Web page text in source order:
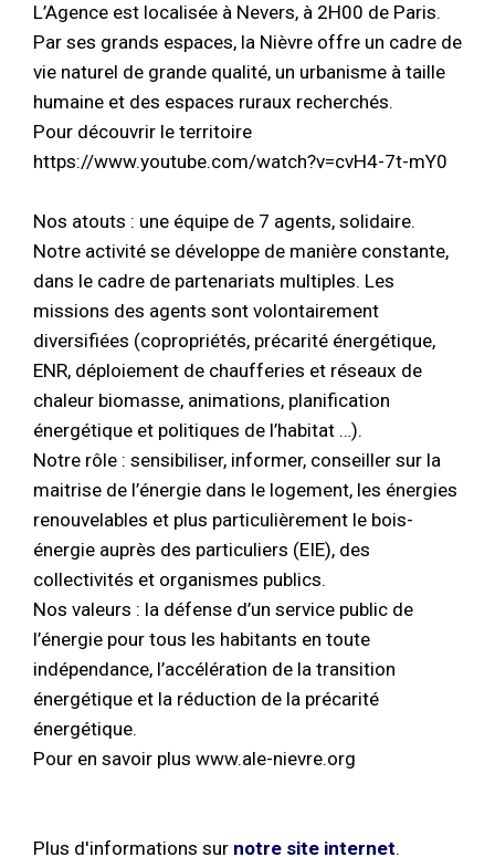
L’Agence est localisée à Nevers, à 2H00 de Paris.
Par ses grands espaces, la Nièvre offre un cadre de
vie naturel de grande qualité, un urbanisme à taille
humaine et des espaces ruraux recherchés.
Pour découvrir le territoire
https://www.youtube.com/watch?v=cvH4-7t-mY0
Nos atouts : une équipe de 7 agents, solidaire.
Notre activité se développe de manière constante,
dans le cadre de partenariats multiples. Les
missions des agents sont volontairement
diversifiées (copropriétés, précarité énergétique,
ENR, déploiement de chaufferies et réseaux de
chaleur biomasse, animations, planification
énergétique et politiques de l’habitat …).
Notre rôle : sensibiliser, informer, conseiller sur la
maitrise de l’énergie dans le logement, les énergies
renouvelables et plus particulièrement le bois-
énergie auprès des particuliers (EIE), des
collectivités et organismes publics.
Nos valeurs : la défense d’un service public de
l’énergie pour tous les habitants en toute
indépendance, l’accélération de la transition
énergétique et la réduction de la précarité
énergétique.
Pour en savoir plus www.ale-nievre.org
Plus d'informations sur notre site internet.